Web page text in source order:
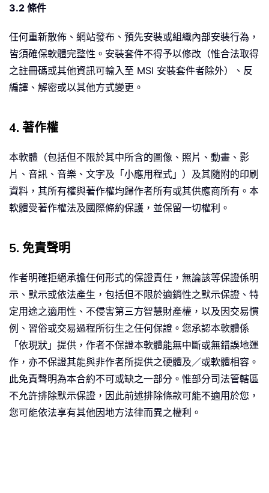
3.2 條件
任何重新散佈、網站發布、預先安裝或組織內部安裝行為，
皆須確保軟體完整性。安裝套件不得予以修改（惟合法取得
之註冊碼或其他資訊可輸入至 MSI 安裝套件者除外）、反
編譯、解密或以其他方式變更。
4. 著作權
本軟體（包括但不限於其中所含的圖像、照片、動畫、影
片、音訊、音樂、文字及「小應用程式」）及其隨附的印刷
資料，其所有權與著作權均歸作者所有或其供應商所有。本
軟體受著作權法及國際條約保護，並保留一切權利。
5. 免責聲明
作者明確拒絕承擔任何形式的保證責任，無論該等保證係明
示、默示或依法產生，包括但不限於適銷性之默示保證、特
定用途之適用性、不侵害第三方智慧財產權，以及因交易慣
例、習俗或交易過程所衍生之任何保證。您承認本軟體係
「依現狀」提供，作者不保證本軟體能無中斷或無錯誤地運
作，亦不保證其能與非作者所提供之硬體及／或軟體相容。
此免責聲明為本合約不可或缺之一部分。惟部分司法管轄區
不允許排除默示保證，因此前述排除條款可能不適用於您，
您可能依法享有其他因地方法律而異之權利。